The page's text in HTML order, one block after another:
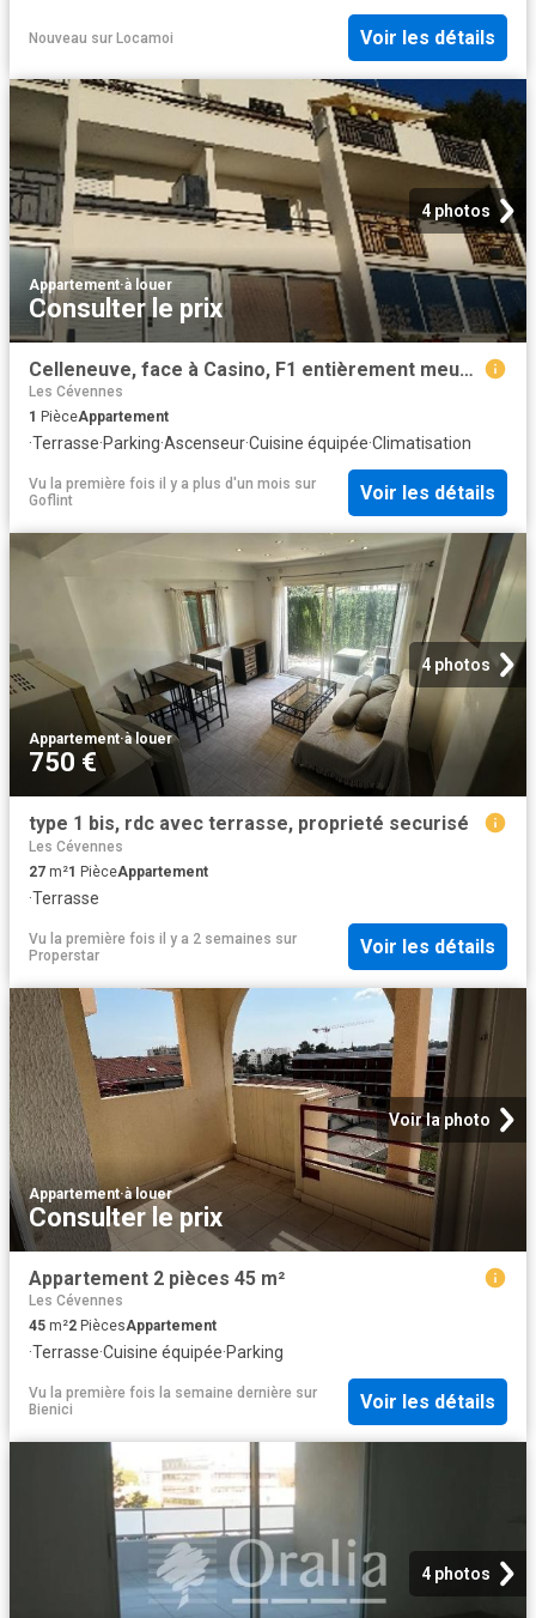
Nouveau sur Locamoi Voir les détails
4 photos
Appartement·à louer
Consulter le prix
Celleneuve, face à Casino, F1 entièrement meublé, terrasse
Les Cévennes
1 PièceAppartement
·Terrasse·Parking·Ascenseur·Cuisine équipée·Climatisation
Vu la première fois il y a plus d'un mois sur
Goflint
Voir les détails
4 photos
Appartement·à louer
750 €
type 1 bis, rdc avec terrasse, proprieté securisé
Les Cévennes
27 m²1 PièceAppartement
·Terrasse
Vu la première fois il y a 2 semaines sur
Properstar
Voir les détails
Voir la photo
Appartement·à louer
Consulter le prix
Appartement 2 pièces 45 m²
Les Cévennes
45 m²2 PiècesAppartement
·Terrasse·Cuisine équipée·Parking
Vu la première fois la semaine dernière sur
Bienici
Voir les détails
4 photos